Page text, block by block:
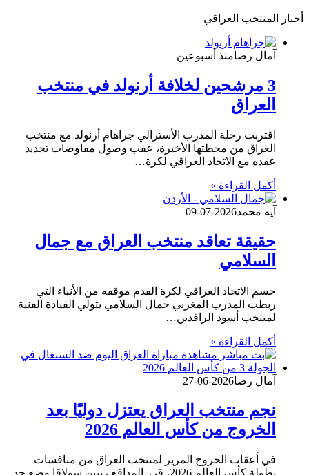
أخبار المنتخب العراقي
آمال رضامنذ أسبوعين
3 مرشحين لخلافة أرنولد في منتخب
العراق
اقتربت رحلة المدرب الأسترالي جراهام أرنولد مع منتخب
العراق من محطتها الأخيرة، عقب وصول مفاوضات تجديد
عقده مع الاتحاد العراقي لكرة…
أكمل القراءة »
آيه محمد2026-07-09
حقيقة تعاقد منتخب العراق مع جمال
السلامي
حسم الاتحاد العراقي لكرة القدم موقفه من الأنباء التي
ربطت المدرب المغربي جمال السلامي بتولي القيادة الفنية
لمنتخب أسود الرافدين…
أكمل القراءة »
آمال رضا2026-06-27
نجم منتخب العراق يعتزل دوليًا بعد
الخروج من كأس العالم 2026
في أعقاب الخروج المرير لمنتخب العراق من منافسات